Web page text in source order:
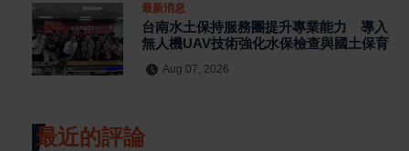
最新消息
台南水土保持服務團提升專業能力 導入
無人機UAV技術強化水保檢查與國土保育
Aug 07, 2026
最近的評論